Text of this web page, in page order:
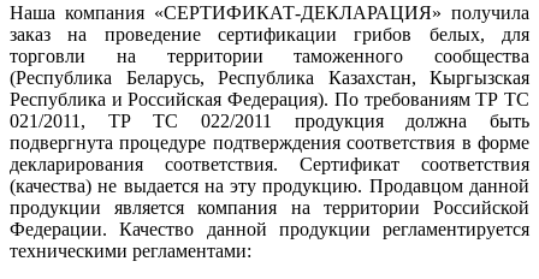
Наша компания «СЕРТИФИКАТ-ДЕКЛАРАЦИЯ» получила
заказ на проведение сертификации грибов белых, для
торговли на территории таможенного сообщества
(Республика Беларусь, Республика Казахстан, Кыргызская
Республика и Российская Федерация). По требованиям ТР ТС
021/2011, ТР ТС 022/2011 продукция должна быть
подвергнута процедуре подтверждения соответствия в форме
декларирования соответствия. Сертификат соответствия
(качества) не выдается на эту продукцию. Продавцом данной
продукции является компания на территории Российской
Федерации. Качество данной продукции регламентируется
техническими регламентами: